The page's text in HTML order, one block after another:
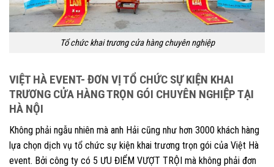
Tổ chức khai trương cửa hàng chuyên nghiệp
VIỆT HÀ EVENT- ĐƠN VỊ TỔ CHỨC SỰ KIỆN KHAI
TRƯƠNG CỬA HÀNG TRỌN GÓI CHUYÊN NGHIỆP TẠI
HÀ NỘI
Không phải ngẫu nhiên mà anh Hải cũng như hơn 3000 khách hàng
lựa chọn dịch vụ tổ chức sự kiện khai trương trọn gói của Việt Hà
event. Bởi công ty có 5 ƯU ĐIỂM VƯỢT TRỘI mà không phải đơn